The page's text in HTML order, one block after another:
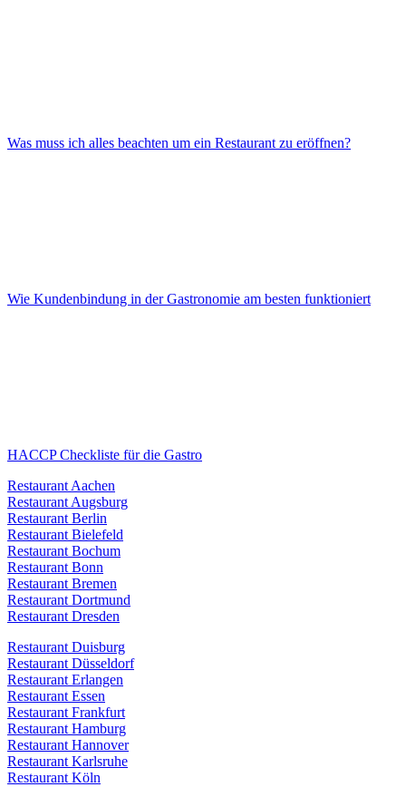
Was muss ich alles beachten um ein Restaurant zu eröffnen?
Wie Kundenbindung in der Gastronomie am besten funktioniert
HACCP Checkliste für die Gastro
Restaurant Aachen
Restaurant Augsburg
Restaurant Berlin
Restaurant Bielefeld
Restaurant Bochum
Restaurant Bonn
Restaurant Bremen
Restaurant Dortmund
Restaurant Dresden
Restaurant Duisburg
Restaurant Düsseldorf
Restaurant Erlangen
Restaurant Essen
Restaurant Frankfurt
Restaurant Hamburg
Restaurant Hannover
Restaurant Karlsruhe
Restaurant Köln